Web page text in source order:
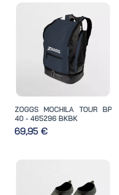
ZOGGS MOCHILA TOUR BP
40 - 465296 BKBK
69,95 €